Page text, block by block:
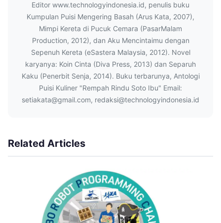
Editor www.technologyindonesia.id, penulis buku
Kumpulan Puisi Mengering Basah (Arus Kata, 2007),
Mimpi Kereta di Pucuk Cemara (PasarMalam
Production, 2012), dan Aku Mencintaimu dengan
Sepenuh Kereta (eSastera Malaysia, 2012). Novel
karyanya: Koin Cinta (Diva Press, 2013) dan Separuh
Kaku (Penerbit Senja, 2014). Buku terbarunya, Antologi
Puisi Kuliner "Rempah Rindu Soto Ibu" Email:
setiakata@gmail.com, redaksi@technologyindonesia.id
Related Articles